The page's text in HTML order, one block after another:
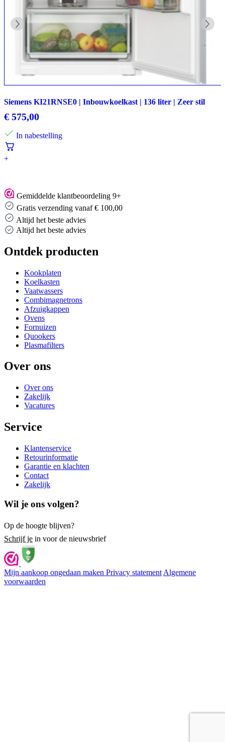
Siemens KI21RNSE0 | Inbouwkoelkast | 136 liter | Zeer stil
€ 575,00
In nabestelling
+
Gemiddelde klantbeoordeling 9+
Gratis verzending vanaf € 100,00
Altijd het beste advies
Altijd het beste advies
Ontdek producten
Kookplaten
Koelkasten
Vaatwassers
Combimagnetrons
Afzuigkappen
Ovens
Fornuizen
Quookers
Plasmafilters
Over ons
Over ons
Zakelijk
Vacatures
Service
Klantenservice
Retourinformatie
Garantie en klachten
Contact
Zakelijk
Wil je ons volgen?
Op de hoogte blijven?
Schrijf je in voor de nieuwsbrief
Mijn aankoop ongedaan maken Privacy statement Algemene
voorwaarden